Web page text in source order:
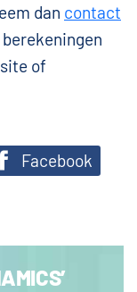
dan contact
of
Facebook